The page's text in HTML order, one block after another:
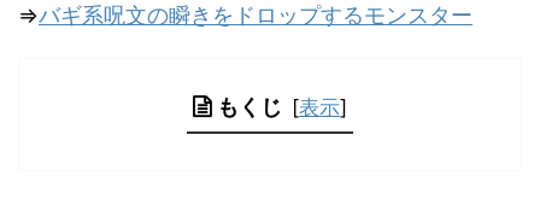
⇒バギ系呪文の瞬きをドロップするモンスター
もくじ [表示]